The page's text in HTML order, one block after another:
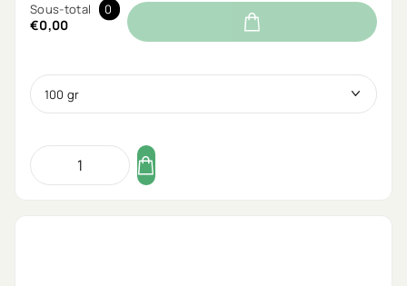
Sous-total 0
€0,00